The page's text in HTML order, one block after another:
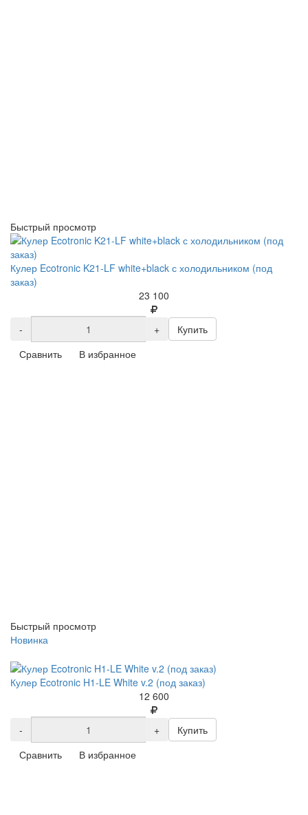
Быстрый просмотр
Кулер Ecotronic K21-LF white+black с холодильником (под
заказ)
23 100
- +
Купить
Сравнить
В избранное
Быстрый просмотр
Новинка
Кулер Ecotronic H1-LE White v.2 (под заказ)
12 600
- +
Купить
Сравнить
В избранное